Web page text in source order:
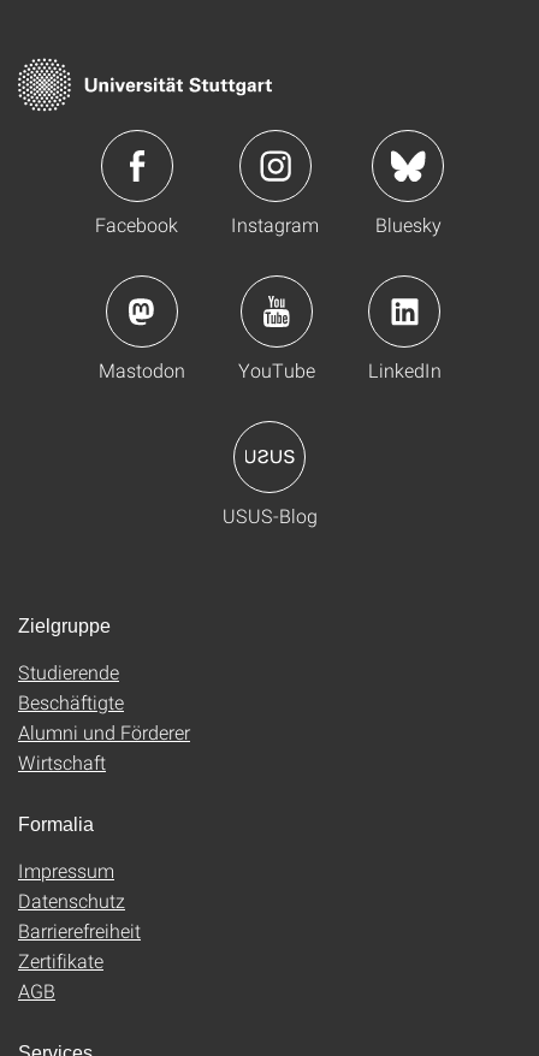
Facebook Instagram Bluesky
Mastodon YouTube LinkedIn
USUS-Blog
Zielgruppe
Studierende
Beschäftigte
Alumni und Förderer
Wirtschaft
Formalia
Impressum
Datenschutz
Barrierefreiheit
Zertifikate
AGB